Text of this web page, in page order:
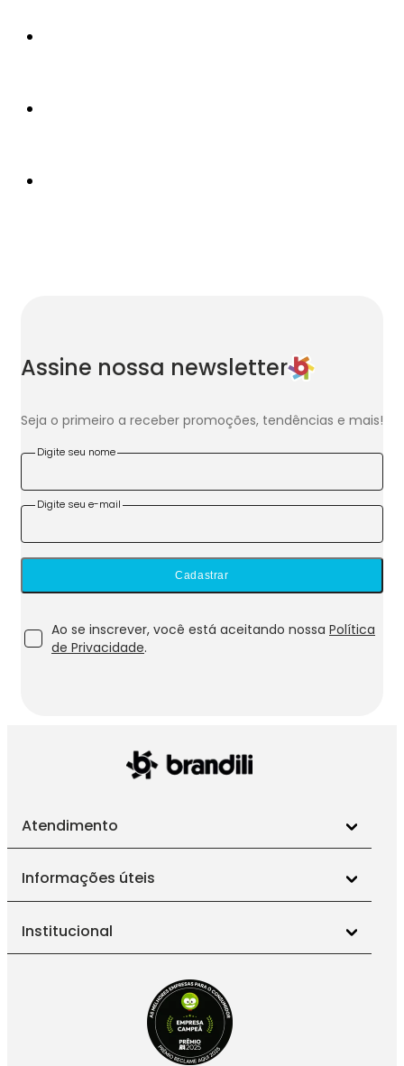
Assine nossa newsletter
Seja o primeiro a receber promoções, tendências e mais!
Digite seu nome
Digite seu e-mail
Cadastrar
Ao se inscrever, você está aceitando nossa Política
de Privacidade.
Atendimento
Informações úteis
Institucional